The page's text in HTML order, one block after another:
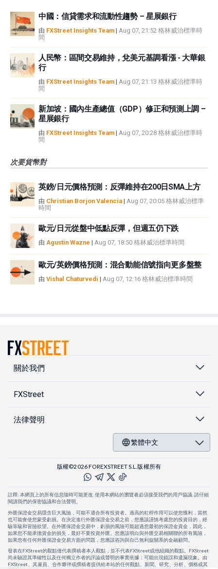
中國：信貸需求和流動性趨勢 – 星展銀行
由 FXStreet Insights Team | Aug 07, 21:52 格林威治標準時
間
人民幣：區間交易維持，兌美元基調看漲 - 大華銀
行
由 FXStreet Insights Team | Aug 07, 21:13 格林威治標準時
間
新加坡：國內生產總值（GDP）修正和預測上調 –
星展銀行
由 FXStreet Insights Team | Aug 07, 20:28 格林威治標準時
間
次要貨幣對
英鎊/日元價格預測：反彈維持在200日SMA上方
由 Christian Borjon Valencia | Aug 07, 20:05 格林威治標準
時間
歐元/日元從盤中低點反彈，但週五仍下跌
由 Agustin Wazne | Aug 07, 18:50 格林威治標準時間
歐元/英鎊價格預測：混合動能信號指向更多盤整
由 Vishal Chaturvedi | Aug 07, 12:16 格林威治標準時間
關於我們
FXStreet
法律聲明
繁體中文
版權©2026 FOREXSTREET S.L.版權所有
註釋: 本網頁上的所有信息隨時可能更改. 使用本網站的瀏覽者必須接受我們的用戶協議. 請仔細
閱讀我們的保密協議和合法聲明。
外匯保證金交易隱含巨大風險，可能不適合所有投資者。過高的杠桿作用可以使您獲利，當然
也可能會使您蒙受虧損。在決定進行外匯保證金交易之前，您應該謹慎考慮您的投資目的，經
驗等級和冒險欲望。在外匯保證金交易中，虧損的風險可能超過您最初的保證金資金，因此，
如果您不能承擔資金的損失，最好不要投資外匯。您應該明白與外匯交易相關聯的所有風險，
如果您有任何外匯保證金交易方面的問題，您應該咨詢與自己無利益關系的金融顧問。
發表在FXStreet的觀點僅代表撰稿者本人觀點，並不代表FXStreet或他組織的觀點。FXStreet
尚未驗證其準確性以及任何獨立作者的評論或聲明的事實依據：可能出現錯誤和遺漏現象。由
FXStreet、其雇員、合作夥伴或撰稿者提供給本站的任何觀點、新聞、研究、分析、價格或其